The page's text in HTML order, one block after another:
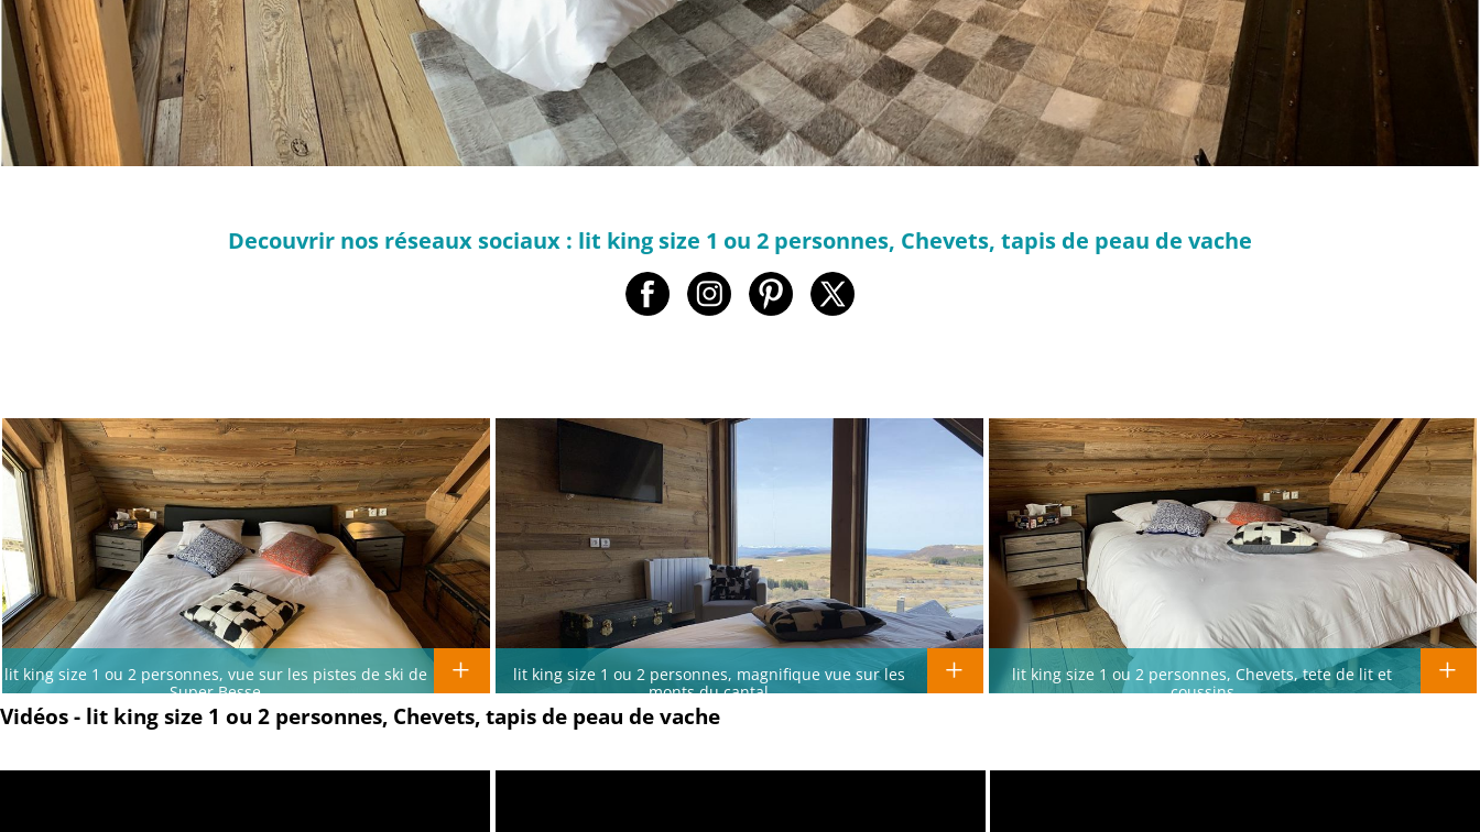
Decouvrir nos réseaux sociaux : lit king size 1 ou 2 personnes, Chevets, tapis de peau de vache
lit king size 1 ou 2 personnes, vue sur les pistes de ski de
Super Besse
lit king size 1 ou 2 personnes, magnifique vue sur les
monts du cantal
lit king size 1 ou 2 personnes, Chevets, tete de lit et
coussins
Vidéos - lit king size 1 ou 2 personnes, Chevets, tapis de peau de vache